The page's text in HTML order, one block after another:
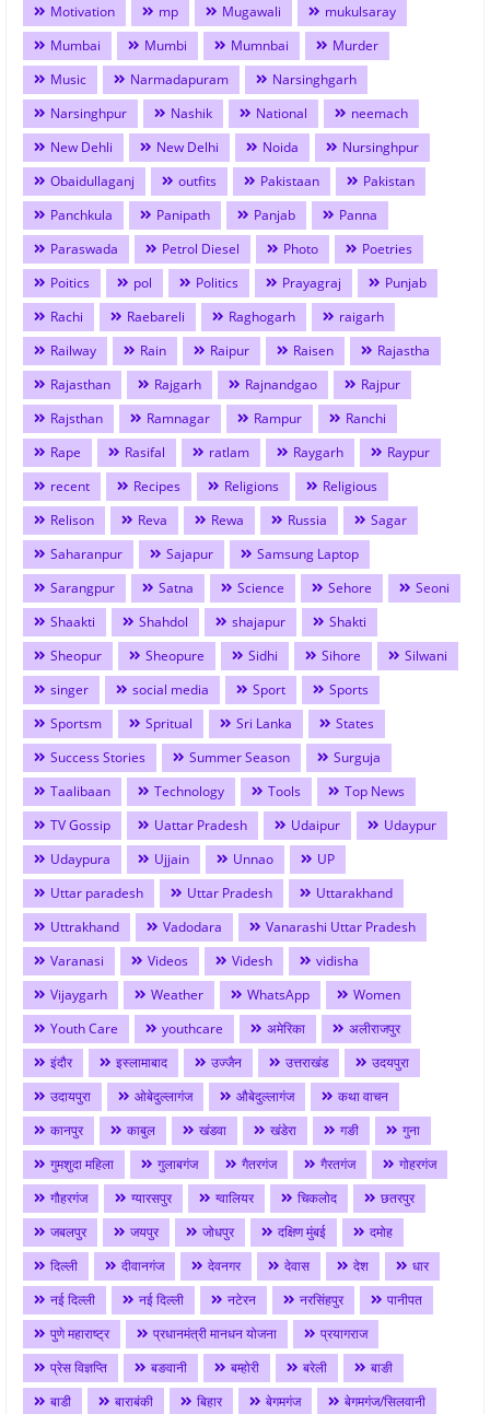
Motivation
mp Mugawali
mukulsaray
Mumbai
Mumbi Mumnbai
Murder
Music
Narmadapuram
Narsinghgarh
Narsinghpur
Nashik National
neemach
New Dehli
New Delhi Noida
Nursinghpur
Obaidullaganj
outfits Pakistaan
Pakistan
Panchkula
Panipath Panjab
Panna
Paraswada
Petrol Diesel Photo
Poetries
Poitics
pol Politics Prayagraj
Punjab
Rachi
Raebareli Raghogarh
raigarh
Railway
Rain Raipur Raisen
Rajastha
Rajasthan
Rajgarh Rajnandgao
Rajpur
Rajsthan
Ramnagar Rampur
Ranchi
Rape
Rasifal ratlam Raygarh
Raypur
recent
Recipes Religions
Religious
Relison
Reva Rewa Russia
Sagar
Saharanpur
Sajapur
Samsung Laptop
Sarangpur
Satna Science Sehore
Seoni
Shaakti
Shahdol shajapur
Shakti
Sheopur
Sheopure Sidhi Sihore
Silwani
singer
social media Sport
Sports
Sportsm
Spritual Sri Lanka
States
Success Stories
Summer Season
Surguja
Taalibaan
Technology Tools
Top News
TV Gossip
Uattar Pradesh Udaipur
Udaypur
Udaypura
Ujjain Unnao
UP
Uttar paradesh
Uttar Pradesh
Uttarakhand
Uttrakhand
Vadodara
Vanarashi Uttar Pradesh
Varanasi
Videos Videsh
vidisha
Vijaygarh
Weather WhatsApp
Women
Youth Care
youthcare अमेरिका
अलीराजपुर
इंदौर
इस्लामाबाद उज्जैन उत्तराखंड
उदयपुरा
उदायपुरा
ओबेदुल्लागंज औबेदुल्लागंज
कथा वाचन
कानपुर
काबुल खंडवा खंडेरा गङी
गुना
गुमशुदा महिला
गुलाबगंज गैतरगंज गैरतगंज
गोहरगंज
गौहरगंज
ग्यारसपुर ग्वालियर चिकलोद
छतरपुर
जबलपुर
जयपुर जोधपुर दक्षिण मुंबई
दमोह
दिल्ली
दीवानगंज देवनगर देवास देश
धार
नई दिल्ली
नई दिल्ली नटेरन नरसिंहपुर
पानीपत
पुणे महाराष्ट्र
प्रधानमंत्री मानधन योजना
प्रयागराज
प्रेस विज्ञप्ति
बङवानी बम्होरी बरेली
बाङी
बाडी
बाराबंकी बिहार बेगमगंज बेगमगंज/सिलवानी